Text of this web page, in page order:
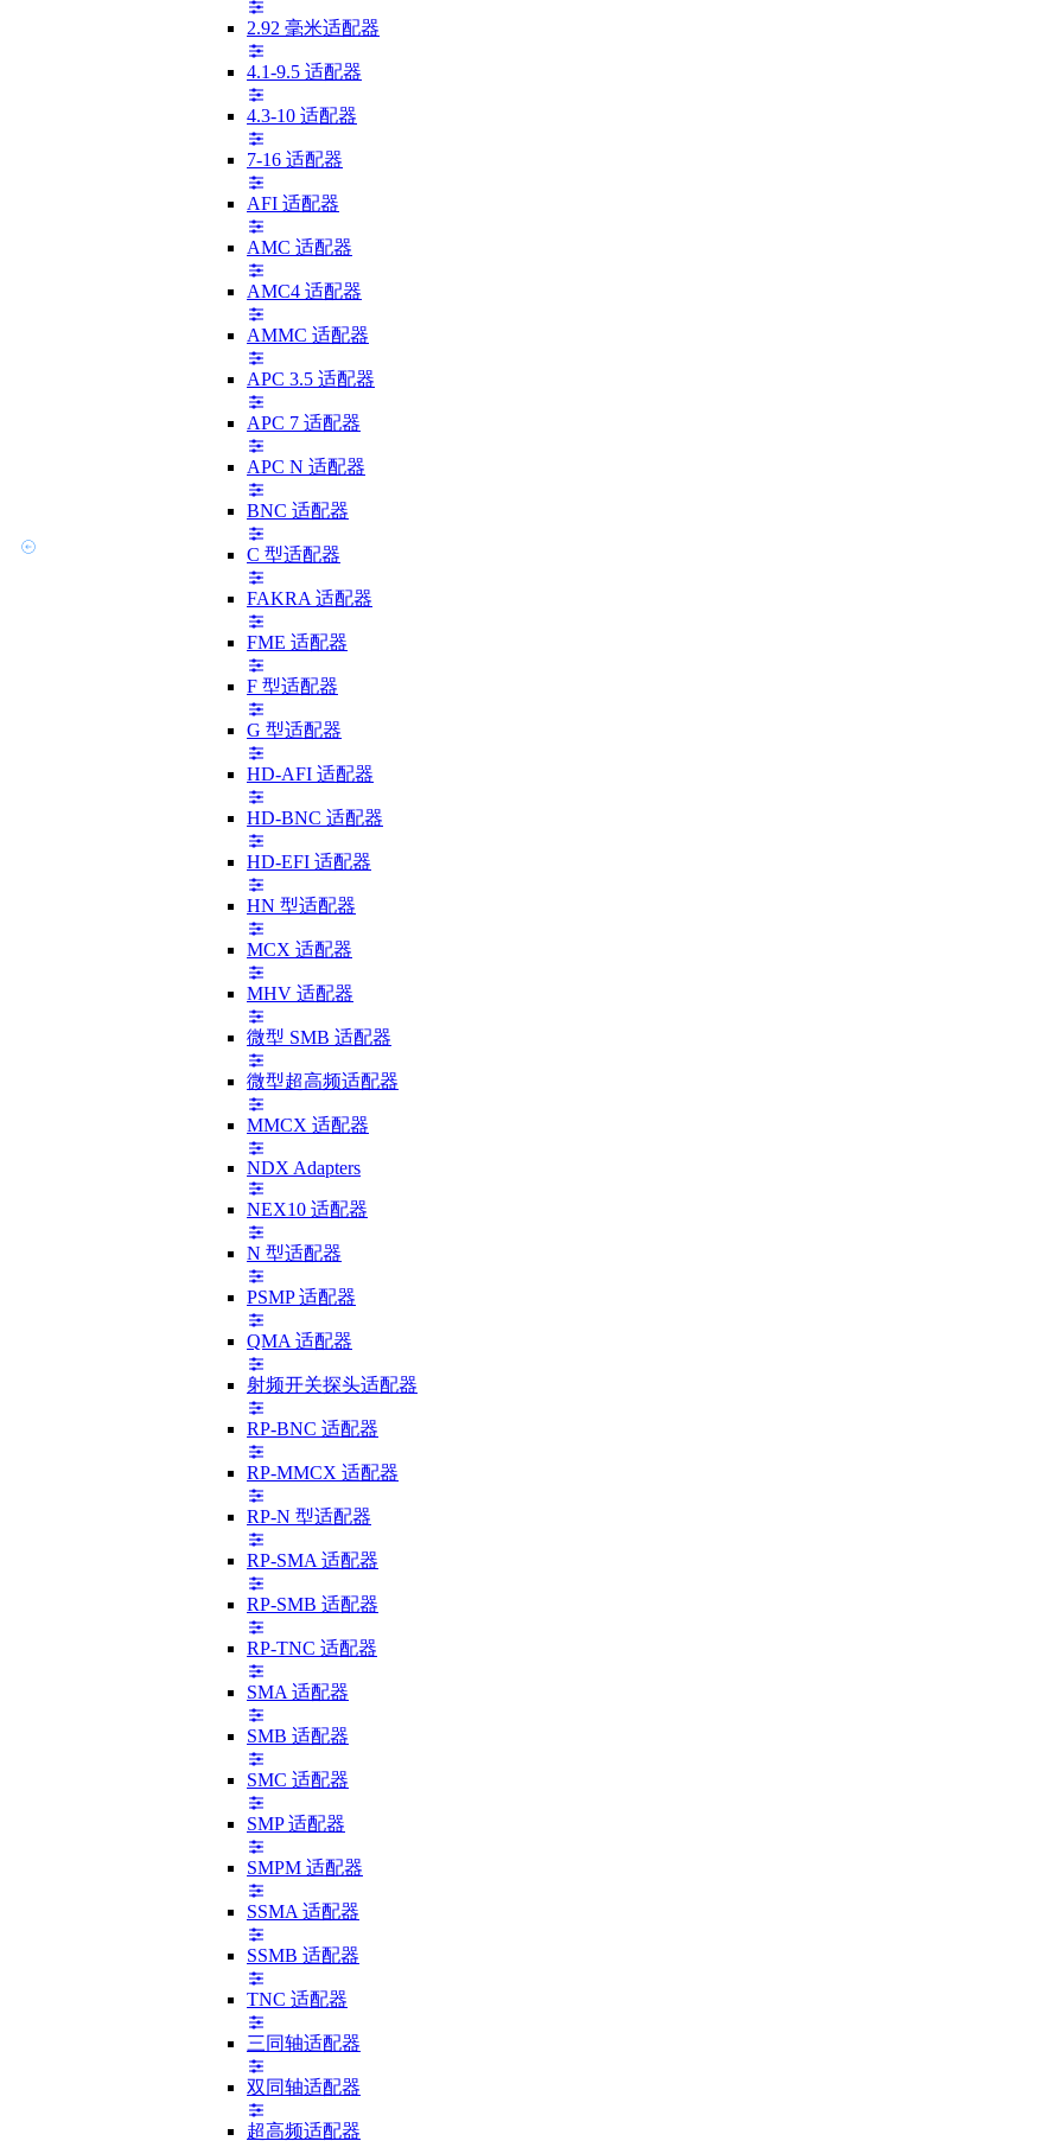
2.92 毫米适配器
4.1-9.5 适配器
4.3-10 适配器
7-16 适配器
AFI 适配器
AMC 适配器
AMC4 适配器
AMMC 适配器
APC 3.5 适配器
APC 7 适配器
APC N 适配器
BNC 适配器
C 型适配器
FAKRA 适配器
FME 适配器
F 型适配器
G 型适配器
HD-AFI 适配器
HD-BNC 适配器
HD-EFI 适配器
HN 型适配器
MCX 适配器
MHV 适配器
微型 SMB 适配器
微型超高频适配器
MMCX 适配器
NDX Adapters
NEX10 适配器
N 型适配器
PSMP 适配器
QMA 适配器
射频开关探头适配器
RP-BNC 适配器
RP-MMCX 适配器
RP-N 型适配器
RP-SMA 适配器
RP-SMB 适配器
RP-TNC 适配器
SMA 适配器
SMB 适配器
SMC 适配器
SMP 适配器
SMPM 适配器
SSMA 适配器
SSMB 适配器
TNC 适配器
三同轴适配器
双同轴适配器
超高频适配器